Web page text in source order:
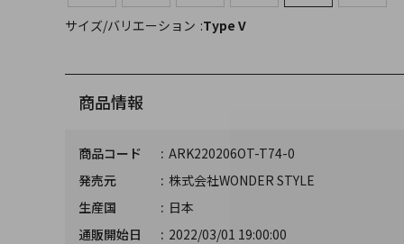
サイズ/バリエーション Type V
商品情報
商品コード
ARK220206OT-T74-0
発売元
株式会社WONDER STYLE
生産国
日本
通販開始日
2022/03/01 19:00:00